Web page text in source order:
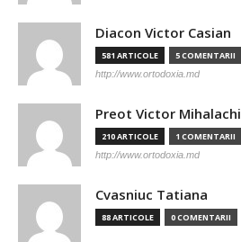
Diacon Victor Casian
581 ARTICOLE 5 COMENTARII
http://www.ortodoxia.md
Preot Victor Mihalachi
210 ARTICOLE 1 COMENTARII
http://www.ortodoxia.md
Cvasniuc Tatiana
88 ARTICOLE 0 COMENTARII